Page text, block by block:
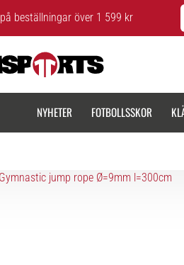
på beställningar över 1 599 kr
NYHETER FOTBOLLSSKOR